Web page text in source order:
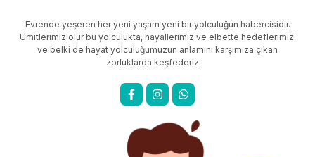
Evrende yeşeren her yeni yaşam yeni bir yolculuğun habercisidir.
Ümitlerimiz olur bu yolculukta, hayallerimiz ve elbette hedeflerimiz.
ve belki de hayat yolculuğumuzun anlamını karşımıza çıkan
zorluklarda keşfederiz.